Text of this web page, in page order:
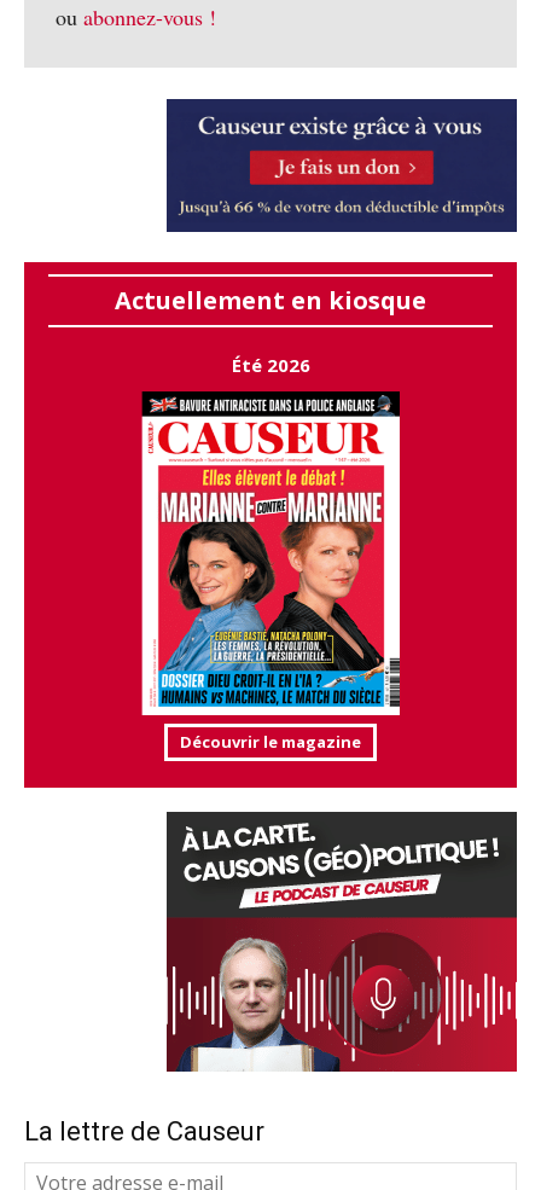
ou abonnez-vous !
Actuellement en kiosque
Été 2026
Découvrir le magazine
La lettre de Causeur